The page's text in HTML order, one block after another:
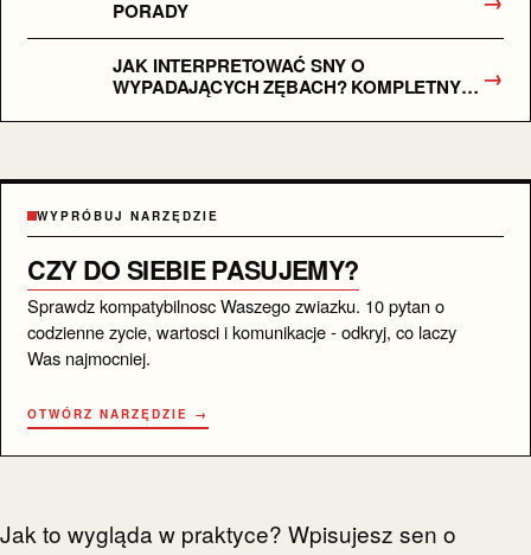
PORADY
JAK INTERPRETOWAĆ SNY O
WYPADAJĄCYCH ZĘBACH? KOMPLETNY
EMOCJACH
→
WYPRÓBUJ NARZĘDZIE
CZY DO SIEBIE PASUJEMY?
Sprawdz kompatybilnosc Waszego zwiazku. 10 pytan o
codzienne zycie, wartosci i komunikacje - odkryj, co laczy
Was najmocniej.
OTWÓRZ NARZĘDZIE →
Jak to wygląda w praktyce? Wpisujesz sen o